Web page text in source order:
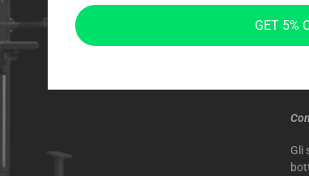
Gli
GET 5%